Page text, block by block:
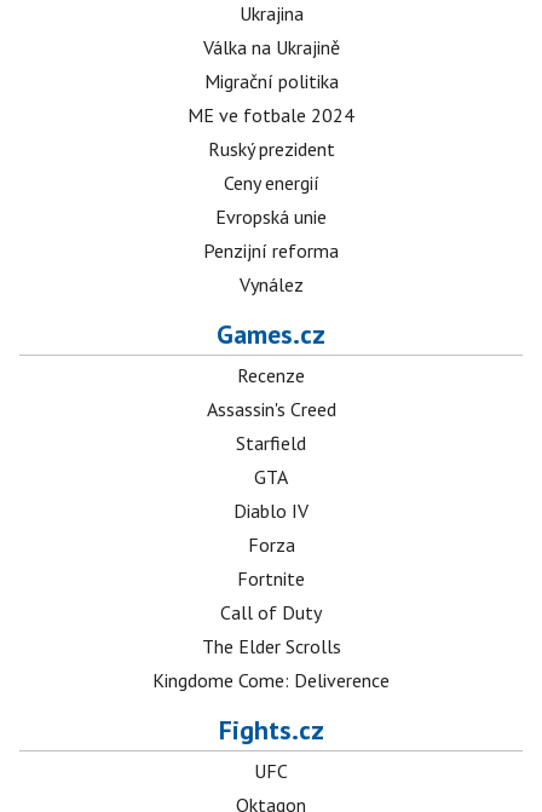
Ukrajina
Válka na Ukrajině
Migrační politika
ME ve fotbale 2024
Ruský prezident
Ceny energií
Evropská unie
Penzijní reforma
Vynález
Games.cz
Recenze
Assassin's Creed
Starfield
GTA
Diablo IV
Forza
Fortnite
Call of Duty
The Elder Scrolls
Kingdome Come: Deliverence
Fights.cz
UFC
Oktagon